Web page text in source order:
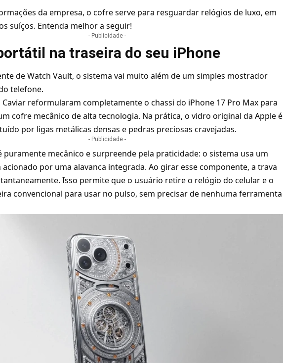
da empresa, o cofre serve para resguardar relógios de luxo, em
suíços. Entenda melhor a seguir!
- Publicidade -
na traseira do seu iPhone
de Watch Vault, o sistema vai muito além de um simples mostrador
telefone.
reformularam completamente o chassi do iPhone 17 Pro Max para
cofre mecânico de alta tecnologia. Na prática, o vidro original da Apple é
por ligas metálicas densas e pedras preciosas cravejadas.
- Publicidade -
puramente mecânico e surpreende pela praticidade: o sistema usa um
por uma alavanca integrada. Ao girar esse componente, a trava
Isso permite que o usuário retire o relógio do celular e o
convencional para usar no pulso, sem precisar de nenhuma ferramenta